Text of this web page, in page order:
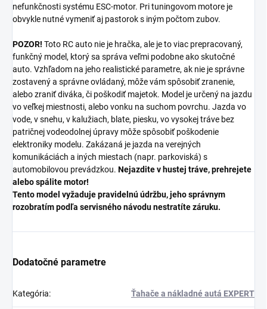
nefunkčnosti systému ESC-motor. Pri tuningovom motore je
obvykle nutné vymeniť aj pastorok s iným počtom zubov.
POZOR! Toto RC auto nie je hračka, ale je to viac prepracovaný,
funkčný model, ktorý sa správa veľmi podobne ako skutočné
auto. Vzhľadom na jeho realistické parametre, ak nie je správne
zostavený a správne ovládaný, môže vám spôsobiť zranenie,
alebo zraniť diváka, či poškodiť majetok. Model je určený na jazdu
vo veľkej miestnosti, alebo vonku na suchom povrchu. Jazda vo
vode, v snehu, v kalužiach, blate, piesku, vo vysokej tráve bez
patričnej vodeodolnej úpravy môže spôsobiť poškodenie
elektroniky modelu. Zakázaná je jazda na verejných
komunikáciách a iných miestach (napr. parkoviská) s
automobilovou prevádzkou. Nejazdite v hustej tráve, prehrejete
alebo spálite motor!
Tento model vyžaduje pravidelnú údržbu, jeho správnym
rozobratím podľa servisného návodu nestratíte záruku.
Dodatočné parametre
Kategória: Ťahače a nákladné autá EXPERT